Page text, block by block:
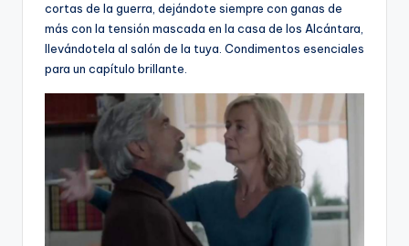
cortas de la guerra, dejándote siempre con ganas de
más con la tensión mascada en la casa de los Alcántara,
llevándotela al salón de la tuya. Condimentos esenciales
para un capítulo brillante.